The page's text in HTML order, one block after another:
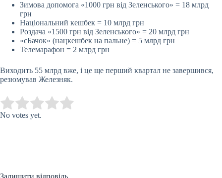
Зимова допомога «1000 грн від Зеленського» = 18 млрд
грн
Національний кешбек = 10 млрд грн
Роздача «1500 грн від Зеленського» = 20 млрд грн
«єБачок» (нацкешбек на пальне) = 5 млрд грн
Телемарафон = 2 млрд грн
Виходить 55 млрд вже, і це ще перший квартал не завершився,
резюмував Железняк.
Rate this item:
No votes yet.
Залишити відповідь